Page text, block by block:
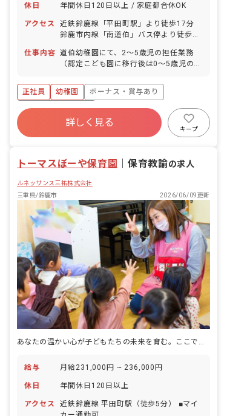
休日 年間休日120日以上 / 家庭都合休OK
アクセス
近鉄鈴鹿線「平田町駅」より徒歩17分
鈴鹿市内線「南道伯」バス停より徒歩4
OK（駐車場完備）
仕事内容 道伯幼稚園にて、2～5歳児の担任業務
（認定こども園に移行後は0～5歳児の担
な業務内容 ・保育内容作成 ・連絡帳記
入 ・週案・月案作成 ・保護者対応等 ・
預かり保育 ・バス添乗 ・その他園内業
務
正社員 幼稚園
ボーナス・賞与あり
年間休日120日以上
寮・住宅・家賃補助あり
社会保険完備
残業少なめ
詳しく見る
キープ
トーマスぼーや保育園 ｜保育教諭の求人
ルネッサンス三祐株式会社
三重県/鈴鹿市
2026/06/09更新
給与 月給231,000円 ~ 236,000円
休日 年間休日120日以上
アクセス
近鉄鈴鹿線 平田町駅（徒歩5分） ■マイ